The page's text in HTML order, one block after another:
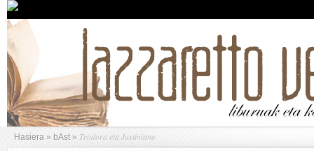
Hasiera » bAst » Teodora eta Justiniano